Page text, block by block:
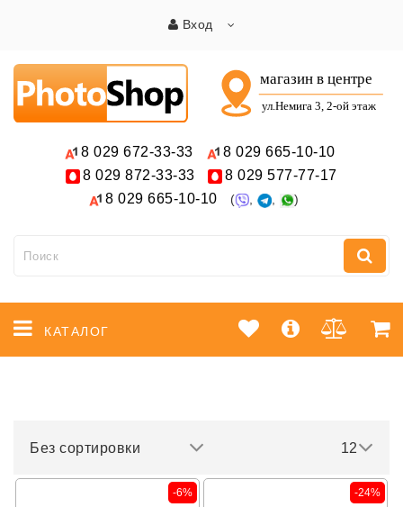
Вход
8 029 672-33-33 8 029 665-10-10
8 029 872-33-33 8 029 577-77-17
8 029 665-10-10 ( , , )
КАТАЛОГ
12
Без сортировки
-6% -24%